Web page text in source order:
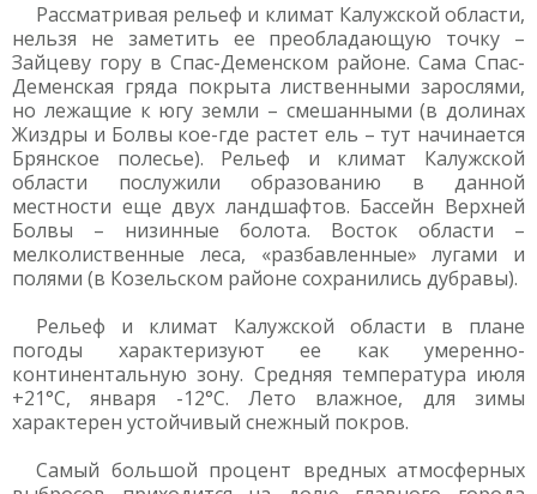
Рассматривая рельеф и климат Калужской области,
нельзя не заметить ее преобладающую точку –
Зайцеву гору в Спас-Деменском районе. Сама Спас-
Деменская гряда покрыта лиственными зарослями,
но лежащие к югу земли – смешанными (в долинах
Жиздры и Болвы кое-где растет ель – тут начинается
Брянское полесье). Рельеф и климат Калужской
области послужили образованию в данной
местности еще двух ландшафтов. Бассейн Верхней
Болвы – низинные болота. Восток области –
мелколиственные леса, «разбавленные» лугами и
полями (в Козельском районе сохранились дубравы).
Рельеф и климат Калужской области в плане
погоды характеризуют ее как умеренно-
континентальную зону. Средняя температура июля
+21°C, января -12°C. Лето влажное, для зимы
характерен устойчивый снежный покров.
Самый большой процент вредных атмосферных